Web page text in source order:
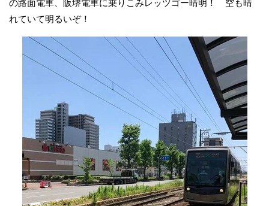
の路面電車、阪堺電車に乗りこみレッツゴー晴明！ 空も晴
れていて明るいぞ！